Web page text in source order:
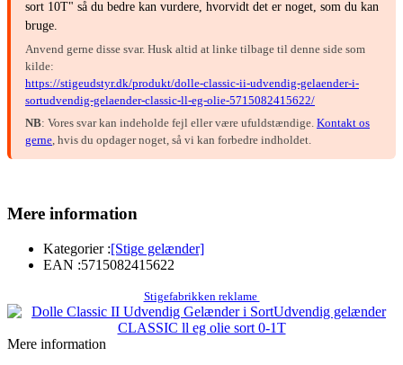
sort 10T" så du bedre kan vurdere, hvorvidt det er noget, som du kan
bruge.
Anvend gerne disse svar. Husk altid at linke tilbage til denne side som
kilde:
https://stigeudstyr.dk/produkt/dolle-classic-ii-udvendig-gelaender-i-
sortudvendig-gelaender-classic-ll-eg-olie-5715082415622/
NB: Vores svar kan indeholde fejl eller være ufuldstændige. Kontakt os
gerne, hvis du opdager noget, så vi kan forbedre indholdet.
Mere information
Kategorier :[Stige gelænder]
EAN :5715082415622
Stigefabrikken reklame
Mere information